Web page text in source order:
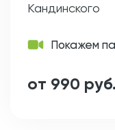
Кандинского
Покажем
от 990 руб.